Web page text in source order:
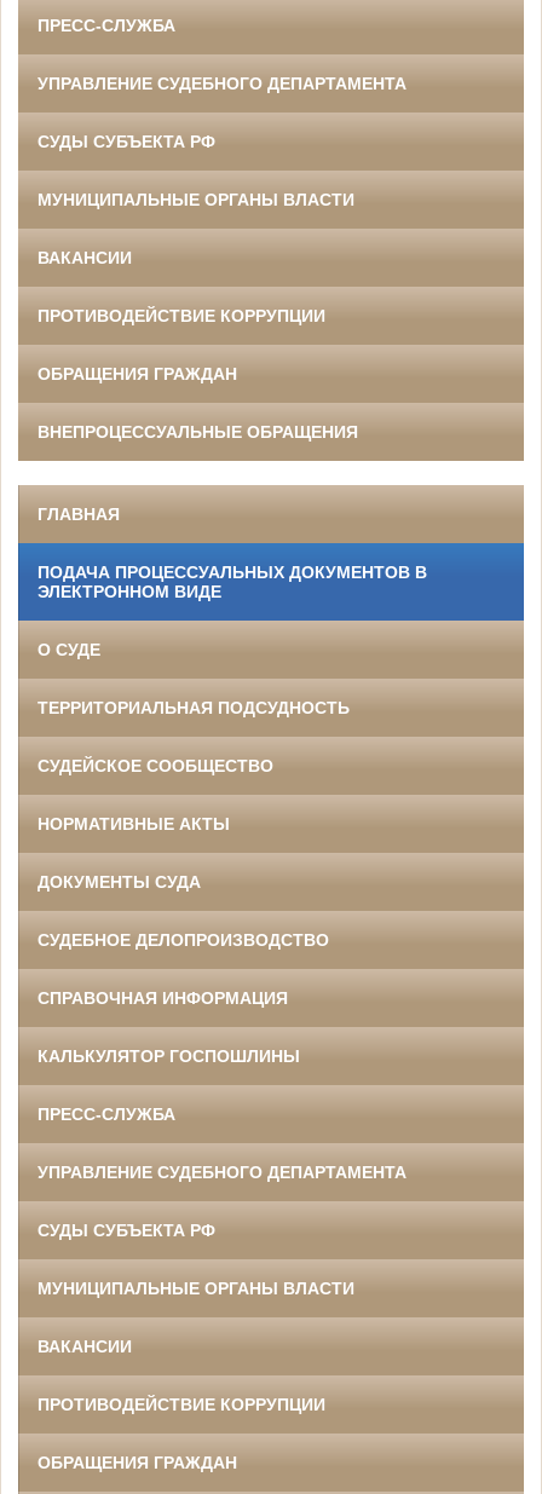
ПРЕСС-СЛУЖБА
УПРАВЛЕНИЕ СУДЕБНОГО ДЕПАРТАМЕНТА
СУДЫ СУБЪЕКТА РФ
МУНИЦИПАЛЬНЫЕ ОРГАНЫ ВЛАСТИ
ВАКАНСИИ
ПРОТИВОДЕЙСТВИЕ КОРРУПЦИИ
ОБРАЩЕНИЯ ГРАЖДАН
ВНЕПРОЦЕССУАЛЬНЫЕ ОБРАЩЕНИЯ
ГЛАВНАЯ
ПОДАЧА ПРОЦЕССУАЛЬНЫХ ДОКУМЕНТОВ В
ЭЛЕКТРОННОМ ВИДЕ
О СУДЕ
ТЕРРИТОРИАЛЬНАЯ ПОДСУДНОСТЬ
СУДЕЙСКОЕ СООБЩЕСТВО
НОРМАТИВНЫЕ АКТЫ
ДОКУМЕНТЫ СУДА
СУДЕБНОЕ ДЕЛОПРОИЗВОДСТВО
СПРАВОЧНАЯ ИНФОРМАЦИЯ
КАЛЬКУЛЯТОР ГОСПОШЛИНЫ
ПРЕСС-СЛУЖБА
УПРАВЛЕНИЕ СУДЕБНОГО ДЕПАРТАМЕНТА
СУДЫ СУБЪЕКТА РФ
МУНИЦИПАЛЬНЫЕ ОРГАНЫ ВЛАСТИ
ВАКАНСИИ
ПРОТИВОДЕЙСТВИЕ КОРРУПЦИИ
ОБРАЩЕНИЯ ГРАЖДАН